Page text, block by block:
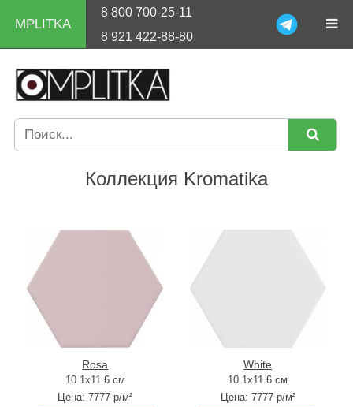
MPLITKA
8 800 700-25-11
8 921 422-88-80
Коллекция Kromatika
Rosa
10.1x11.6 см
Цена:7777 р/м²
White
10.1x11.6 см
Цена: 7777р/м²